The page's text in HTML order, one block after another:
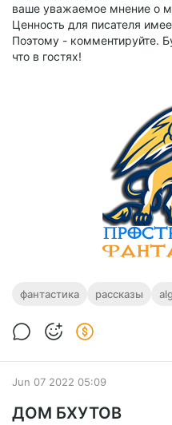
ваше уважаемое мнение о
Ценность для писателя
Поэтому - комментируйте.
что в гостях!
фантастика рассказы
Jun 07 2022 05:09
ДОМ БХУТОВ